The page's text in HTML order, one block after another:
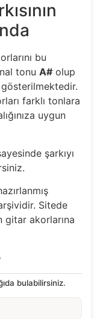
bu
tonu A# olup
farklı tonlara
uygun
şarkıyı
Sitede
gitar akorlarına
bulabilirsiniz.